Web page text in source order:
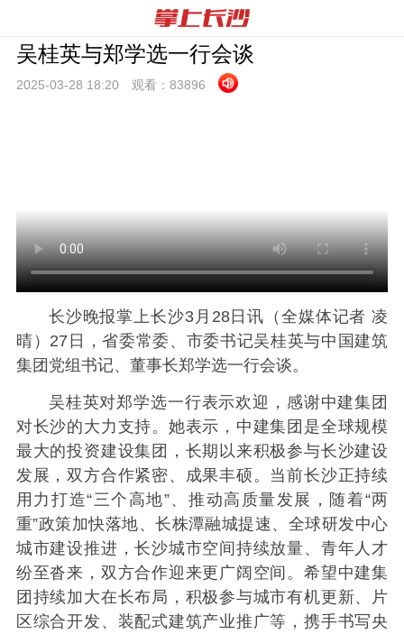
吴桂英与郑学选一行会谈
2025-03-28 18:20 观看： 83896
长沙晚报掌上长沙3月28日讯（全媒体记者 凌
晴）27日，省委常委、市委书记吴桂英与中国建筑
集团党组书记、董事长郑学选一行会谈。
吴桂英对郑学选一行表示欢迎，感谢中建集团
对长沙的大力支持。她表示，中建集团是全球规模
最大的投资建设集团，长期以来积极参与长沙建设
发展，双方合作紧密、成果丰硕。当前长沙正持续
用力打造“三个高地”、推动高质量发展，随着“两
重”政策加快落地、长株潭融城提速、全球研发中心
城市建设推进，长沙城市空间持续放量、青年人才
纷至沓来，双方合作迎来更广阔空间。希望中建集
团持续加大在长布局，积极参与城市有机更新、片
区综合开发、装配式建筑产业推广等，携手书写央